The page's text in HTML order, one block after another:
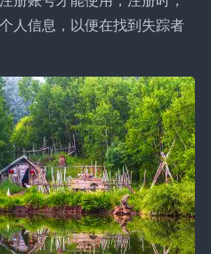
人信息，以便在找到失踪者